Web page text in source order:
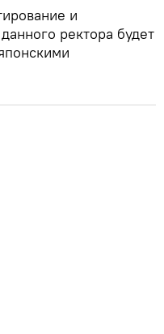
и
ректора будет